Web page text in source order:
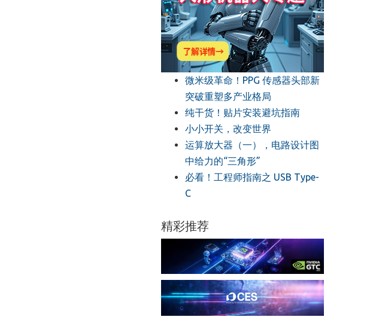
微米级革命！PPG 传感器头部新
突破重塑多产业格局
纯干货！贴片安装避坑指南
小小开关，改变世界
运算放大器（一），电路设计图
中给力的“三角形”
必看！工程师指南之 USB Type-
C
精彩推荐